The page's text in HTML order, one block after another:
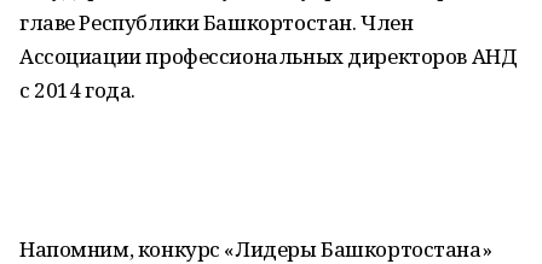
главе Республики Башкортостан. Член
Ассоциации профессиональных директоров АНД
с 2014 года.
Напомним, конкурс «Лидеры Башкортостана»